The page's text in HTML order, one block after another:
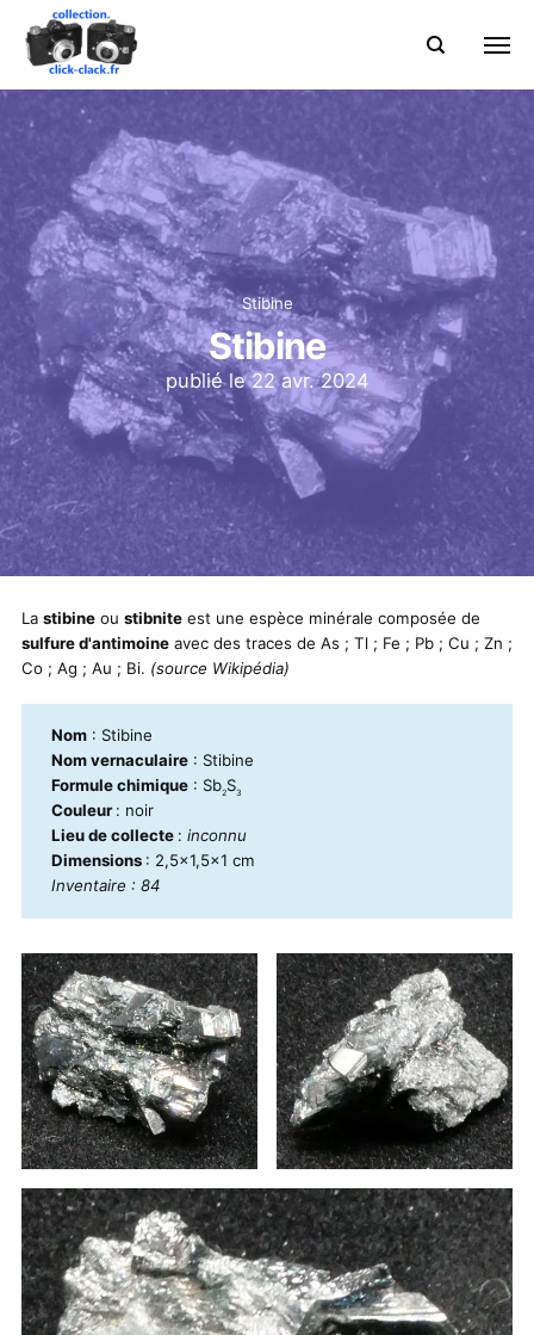
Stibine
Stibine
publié le22 avr. 2024
La stibineou stibniteest une espèce minérale composée de
sulfure d'antimoineavec des traces de As ; Tl ; Fe ; Pb ; Cu ; Zn ;
Co ; Ag ; Au ; Bi. (source Wikipédia)
Nom: Stibine
Nom vernaculaire: Stibine
Formule chimique: Sb2S3
Couleur: noir
Lieu de collecte : inconnu
Dimensions : 2,5x1,5x1 cm
Inventaire : 84